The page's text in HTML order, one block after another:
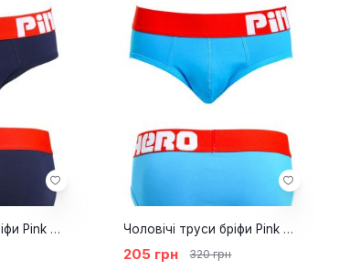
Чоловічі труси бріфи Pink Hero Atlas темно-сині Чоловічі труси бріфи Pink Hero NEW Atlas блакитні
205 грн 320 грн